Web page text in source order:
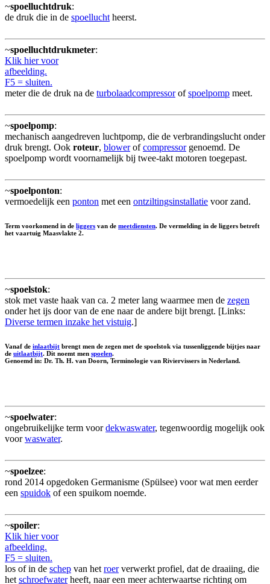
~spoelluchtdruk:
de druk die in de spoellucht heerst.
~spoelluchtdrukmeter:
Klik hier voor
afbeelding.
F5 = sluiten.
meter die de druk na de turbolaadcompressorofspoelpomp meet.
~spoelpomp:
mechanisch aangedreven luchtpomp, die de verbrandingslucht onder
druk brengt. Ook roteur, blowerofcompressorgenoemd. De
spoelpomp wordt voornamelijk bij twee-takt motoren toegepast.
~spoelponton:
vermoedelijk een ponton met een ontziltingsinstallatie voor zand.
Term voorkomend in de liggers van de meetdiensten. De vermelding in de liggers betreft
het vaartuig Maasvlakte 2.
~spoelstok:
stok met vaste haak van ca. 2 meter lang waarmee men de zegen
onder het ijs door van de ene naar de andere bijt brengt. [Links:
Diverse termen inzake het vistuig.]
Vanaf de inlaatbijt brengt men de zegen met de spoelstok via tussenliggende bijtjes naar
de uitlaatbijt. Dit noemt men spoelen.
Genoemd in: Dr. Th. H. van Doorn, Terminologie van Riviervissers in Nederland.
~spoelwater:
ongebruikelijke term voordekwaswater, tegenwoordig mogelijk ook
voorwaswater.
~spoelzee:
rond 2014 opgedoken Germanisme (Spülsee) voor wat men eerder
een spuidok of een spuikom noemde.
~spoiler:
Klik hier voor
afbeelding.
F5 = sluiten.
los of in de schep van het roerverwerkt profiel, dat de draaiing, die
het schroefwaterheeft, naar een meer achterwaartse richting om